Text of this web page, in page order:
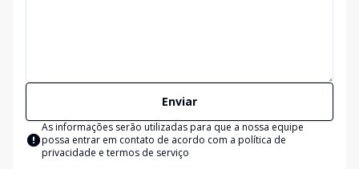
Enviar
As informações serão utilizadas para que a nossa equipe
possa entrar em contato de acordo com a política de
privacidade e termos de serviço